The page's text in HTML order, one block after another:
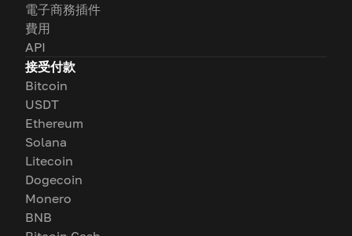
電子商務插件
費用
API
接受付款
Bitcoin
USDT
Ethereum
Solana
Litecoin
Dogecoin
Monero
BNB